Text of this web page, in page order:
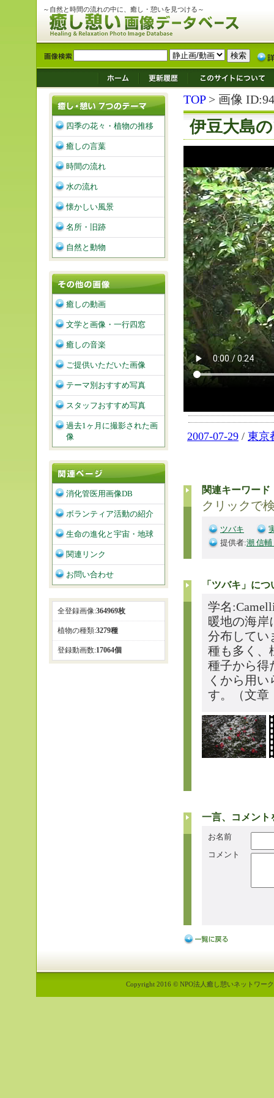
～自然と時間の流れの中に、癒し・憩いを見つける～
TOP> 画像
伊豆大島
2007-07-29 / 東京
関連キーワード
クリックで
ツバキ
提供者:潮 信
「ツバキ」につ
学名
暖地の海岸
分布してい
種も多く、
種子から得
くから用
す。（文章
一言、コメント
お名前
コメント
四季の花々・植物の推移
癒しの言葉
時間の流れ
水の流れ
懐かしい風景
名所・旧跡
自然と動物
癒しの動画
文学と画像・一行四窓
癒しの音楽
ご提供いただいた画像
テーマ別おすすめ写真
スタッフおすすめ写真
過去1ヶ月に撮影された画
像
消化管医用画像DB
ボランティア活動の紹介
生命の進化と宇宙・地球
関連リンク
お問い合わせ
全登録画像:364969枚
植物の種類:3279種
登録動画数:17064個
Copyright 2016 © NPO法人癒し憩いネットワー